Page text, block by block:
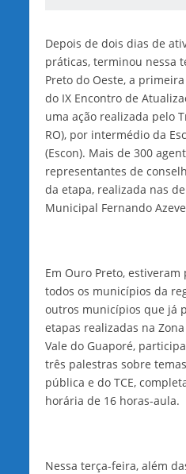
Depois de dois dias de
práticas, terminou nessa
Preto do Oeste, a
do IX Encontro de
uma ação realizada pelo
RO), por intermédio da
(Escon). Mais de 300
representantes de
da etapa, realizada nas
Municipal Fernando
Em Ouro Preto,
todos os municípios da
outros municípios que já
etapas realizadas na
Vale do Guaporé,
três palestras sobre
pública e do TCE,
horária de 16 horas-aula.
Nessa terça-feira, além